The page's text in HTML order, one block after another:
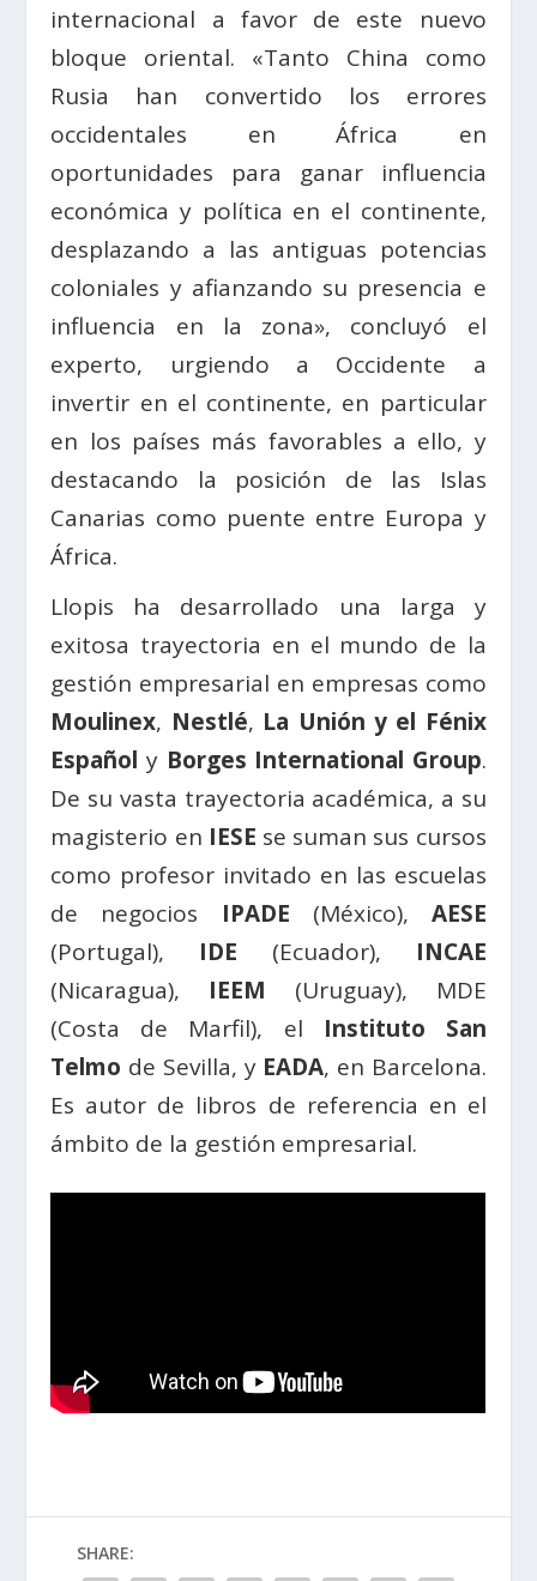
internacional a favor de este nuevo
bloque oriental. «Tanto China como
Rusia han convertido los errores
occidentales en África en
oportunidades para ganar influencia
económica y política en el continente,
desplazando a las antiguas potencias
coloniales y afianzando su presencia e
influencia en la zona», concluyó el
experto, urgiendo a Occidente a
invertir en el continente, en particular
en los países más favorables a ello, y
destacando la posición de las Islas
Canarias como puente entre Europa y
África.
Llopis ha desarrollado una larga y
exitosa trayectoria en el mundo de la
gestión empresarial en empresas como
Moulinex, Nestlé, La Unión y el Fénix
Español y Borges International Group.
De su vasta trayectoria académica, a su
magisterio en IESE se suman sus cursos
como profesor invitado en las escuelas
de negocios IPADE (México), AESE
(Portugal), IDE (Ecuador), INCAE
(Nicaragua), IEEM (Uruguay), MDE
(Costa de Marfil), el Instituto San
Telmo de Sevilla, y EADA, en Barcelona.
Es autor de libros de referencia en el
ámbito de la gestión empresarial.
SHARE: